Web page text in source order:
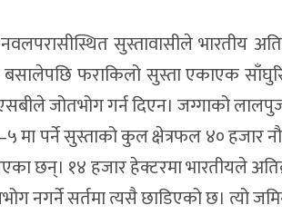
नवलपरासीस्थित सुस्तावासीले भारतीय
फराकिलो सुस्ता एकाएक
जोतभोग गर्न दिएन। जग्गाको
मा पर्ने सुस्ताको कुल क्षेत्रफल ४०
छन्। १४ हजार हेक्टरमा भारतीयले
नगर्ने सर्तमा त्यसै छाडिएको छ। त्यो